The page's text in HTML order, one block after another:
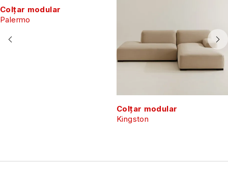
Colțar modular
Palermo
Colțar modular
Kingston